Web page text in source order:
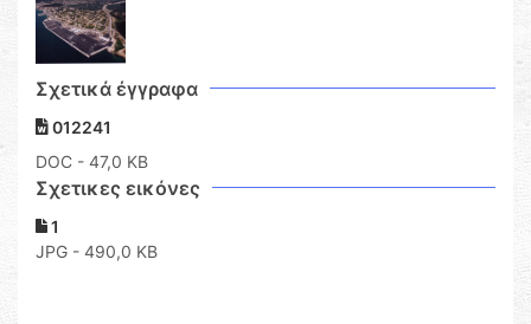
Σχετικά έγγραφα
012241
DOC - 47,0 KB
Σχετικες εικόνες
1
JPG - 490,0 KB